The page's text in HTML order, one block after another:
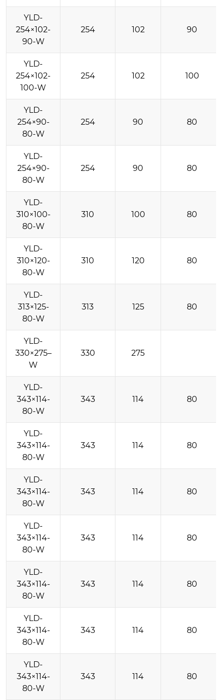
YLD-
254×102-
90-W
254 102 90
YLD-
254×102-
100-W
254 102 100
YLD-
254×90-
80-W
254 90 80
YLD-
254×90-
80-W
254 90 80
YLD-
310×100-
80-W
310 100 80
YLD-
310×120-
80-W
310 120 80
YLD-
313×125-
80-W
313 125 80
YLD-
330×275–
W
330 275
YLD-
343×114-
80-W
343 114 80
YLD-
343×114-
80-W
343 114 80
YLD-
343×114-
80-W
343 114 80
YLD-
343×114-
80-W
343 114 80
YLD-
343×114-
80-W
343 114 80
YLD-
343×114-
80-W
343 114 80
YLD-
343×114-
80-W
343 114 80